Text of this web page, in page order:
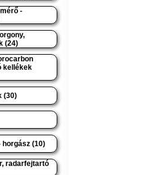
-
(24)
kellékek
(30)
horgász (10)
radarfejtartó